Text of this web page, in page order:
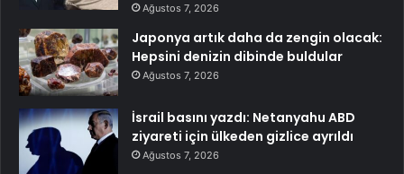
Ağustos 7, 2026
Japonya artık daha da zengin olacak:
Hepsini denizin dibinde buldular
Ağustos 7, 2026
İsrail basını yazdı: Netanyahu ABD
ziyareti için ülkeden gizlice ayrıldı
Ağustos 7, 2026